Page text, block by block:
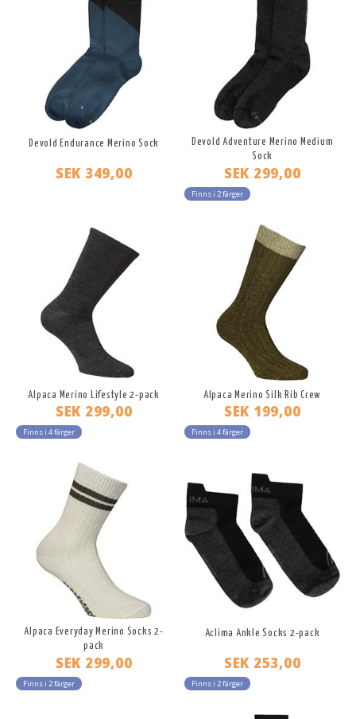
Devold Endurance Merino Sock
SEK 349,00
Devold Adventure Merino Medium
Sock
SEK 299,00
Finns i 2 färger
Alpaca Merino Lifestyle 2-pack
SEK 299,00
Finns i 4 färger
Alpaca Merino Silk Rib Crew
SEK 199,00
Finns i 4 färger
Alpaca Everyday Merino Socks 2-
pack
SEK 299,00
Finns i 2 färger
Aclima Ankle Socks 2-pack
SEK 253,00
Finns i 2 färger